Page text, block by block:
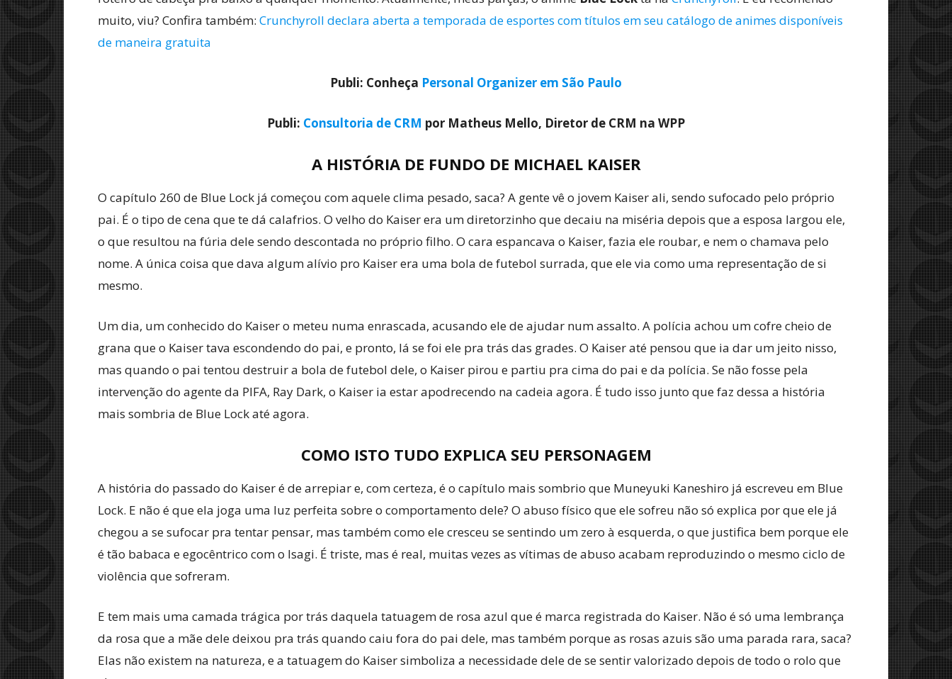
muito, viu? Confira também: Crunchyroll declara aberta a temporada de esportes com títulos em seu catálogo de animes disponíveis
de maneira gratuita
Publi: Conheça Personal Organizer em São Paulo
Publi: Consultoria de CRM por Matheus Mello, Diretor de CRM na WPP
A HISTÓRIA DE FUNDO DE MICHAEL KAISER
O capítulo 260 de Blue Lock já começou com aquele clima pesado, saca? A gente vê o jovem Kaiser ali, sendo sufocado pelo próprio
pai. É o tipo de cena que te dá calafrios. O velho do Kaiser era um diretorzinho que decaiu na miséria depois que a esposa largou ele,
o que resultou na fúria dele sendo descontada no próprio filho. O cara espancava o Kaiser, fazia ele roubar, e nem o chamava pelo
nome. A única coisa que dava algum alívio pro Kaiser era uma bola de futebol surrada, que ele via como uma representação de si
mesmo.
Um dia, um conhecido do Kaiser o meteu numa enrascada, acusando ele de ajudar num assalto. A polícia achou um cofre cheio de
grana que o Kaiser tava escondendo do pai, e pronto, lá se foi ele pra trás das grades. O Kaiser até pensou que ia dar um jeito nisso,
mas quando o pai tentou destruir a bola de futebol dele, o Kaiser pirou e partiu pra cima do pai e da polícia. Se não fosse pela
intervenção do agente da PIFA, Ray Dark, o Kaiser ia estar apodrecendo na cadeia agora. É tudo isso junto que faz dessa a história
mais sombria de Blue Lock até agora.
COMO ISTO TUDO EXPLICA SEU PERSONAGEM
A história do passado do Kaiser é de arrepiar e, com certeza, é o capítulo mais sombrio que Muneyuki Kaneshiro já escreveu em Blue
Lock. E não é que ela joga uma luz perfeita sobre o comportamento dele? O abuso físico que ele sofreu não só explica por que ele já
chegou a se sufocar pra tentar pensar, mas também como ele cresceu se sentindo um zero à esquerda, o que justifica bem porque ele
é tão babaca e egocêntrico com o Isagi. É triste, mas é real, muitas vezes as vítimas de abuso acabam reproduzindo o mesmo ciclo de
violência que sofreram.
E tem mais uma camada trágica por trás daquela tatuagem de rosa azul que é marca registrada do Kaiser. Não é só uma lembrança
da rosa que a mãe dele deixou pra trás quando caiu fora do pai dele, mas também porque as rosas azuis são uma parada rara, saca?
Elas não existem na natureza, e a tatuagem do Kaiser simboliza a necessidade dele de se sentir valorizado depois de todo o rolo que